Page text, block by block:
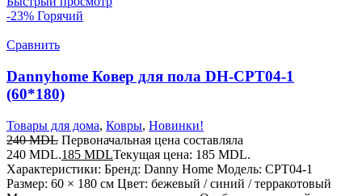
-23% Горячий
Сравнить
Dannyhome Ковер для пола DH-CPT04-1
(60*180)
Товары для дома, Ковры, Новинки!
240MDL Первоначальная цена составляла
240 MDL.185 MDLТекущая цена: 185 MDL.
Характеристики: Бренд: Danny Home Модель: CPT04-1
Размер: 60 × 180 см Цвет: бежевый / синий / терракотовый